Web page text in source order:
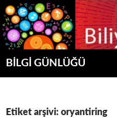
BİLGİ GÜNLÜĞÜ
Ara
Etiket arşivi: oryantiring